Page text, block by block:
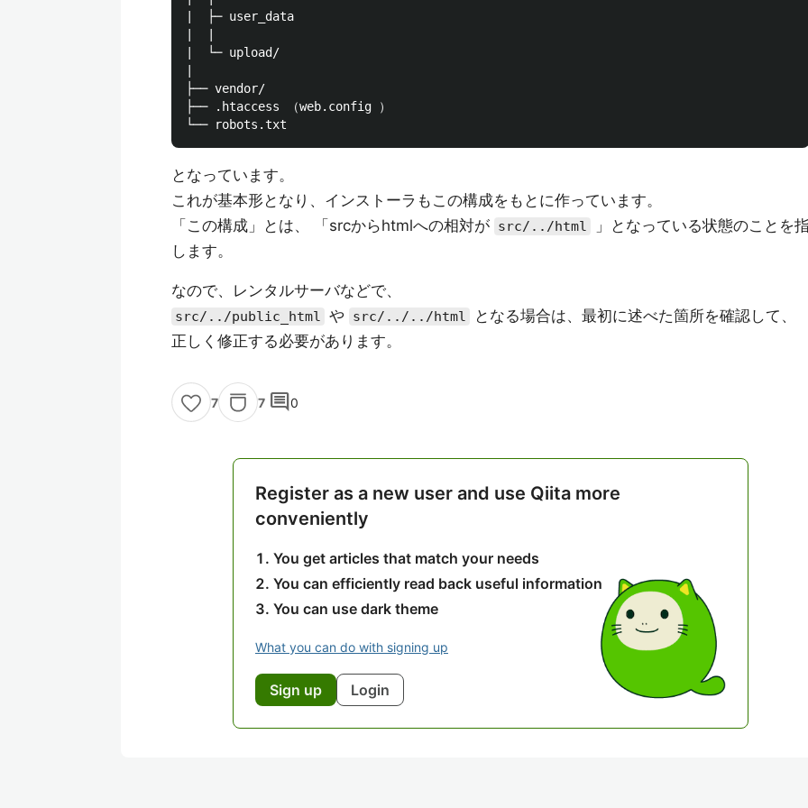
|  ├─ user_data
|  └─ upload/
├── vendor/
├── .htaccess （web.config ）
となっています。
これが基本形となり、インストーラもこの構成をもとに作っています。
「この構成」とは、 「srcからhtmlへの相対が src/../html
」となっている状態のことを
します。
なので、レンタルサーバなどで、
src/../public_html や src/../../html
となる場合は、最初に述べた箇所を確認して、
正しく修正する必要があります。
7 7 comment0
Register as a new user and use Qiita more
conveniently
You get articles that match your needs
You can efficiently read back useful information
You can use dark theme
What you can do with signing up
Sign up Login